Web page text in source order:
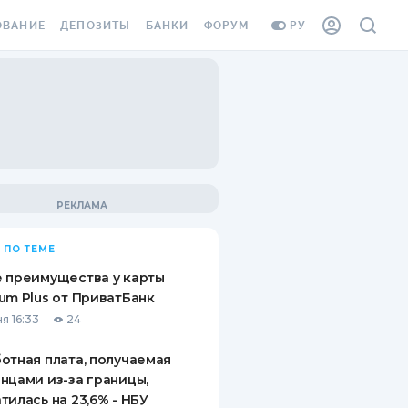
РУ
ВИНЬЕТКА
СОТРУДНИКОВ
ОТ
СЛУЧАЕВ
ДЕПОЗИТЫ
ВОПРОСЫ И ОТВЕТЫ
ПУТЕВОДИТЕЛИ ПО
БАНКИ ФОРУМ
ПО ТЕМЕ
преимущества у карты
Plus от ПриватБанк
16:33 24
плата, получаемая
из-за границы,
на 23,6% - НБУ